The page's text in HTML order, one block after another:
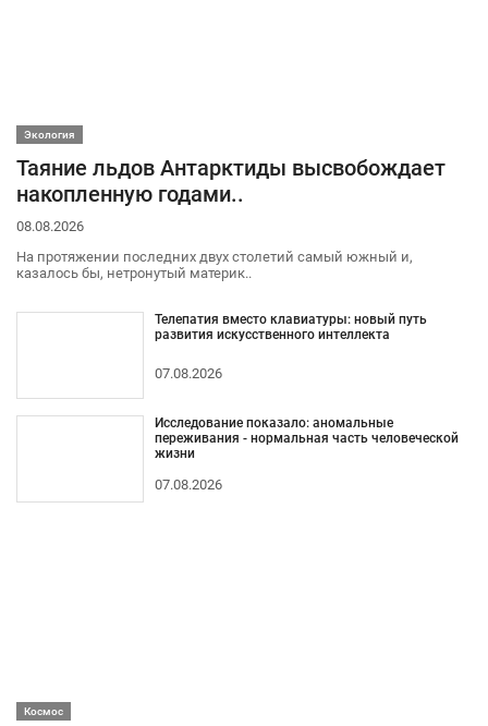
Экология
Таяние льдов Антарктиды высвобождает
накопленную годами..
08.08.2026
На протяжении последних двух столетий самый южный и,
казалось бы, нетронутый материк..
Телепатия вместо клавиатуры: новый путь
развития искусственного интеллекта
07.08.2026
Исследование показало: аномальные
переживания - нормальная часть человеческой
жизни
07.08.2026
Космос